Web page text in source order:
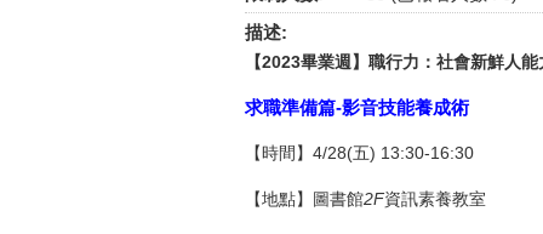
描述:
【2023畢業週】職行力：社會新鮮人
求職準備篇-影音技能養成術
【時間】4/28(五) 13:30-16:30
【地點】圖書館2F資訊素養教室